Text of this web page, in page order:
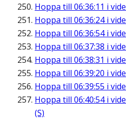
Hoppa till 06:36:11 i
Hoppa till 06:36:24i
Hoppa till 06:36:54i
Hoppa till 06:37:38 i
Hoppa till 06:38:31 i
Hoppa till 06:39:20 i
Hoppa till 06:39:55 i
Hoppa till 06:40:54i
(S)